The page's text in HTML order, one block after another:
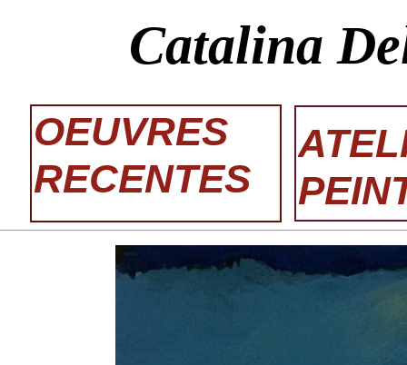
OEUVRES
RECENTES
Catalina